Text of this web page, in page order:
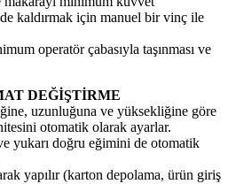
kaldırmak için manuel bir vinç ile
operatör çabasıyla taşınması ve
DEĞİŞTİRME
uzunluğuna ve yüksekliğine göre
otomatik olarak ayarlar.
yukarı doğru eğimini de otomatik
yapılır (karton depolama, ürün giriş